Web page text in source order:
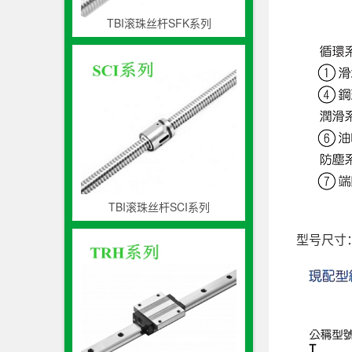
TBI滚珠丝杆SFK系列
TBI滚珠丝杆SCI系列
型号尺寸